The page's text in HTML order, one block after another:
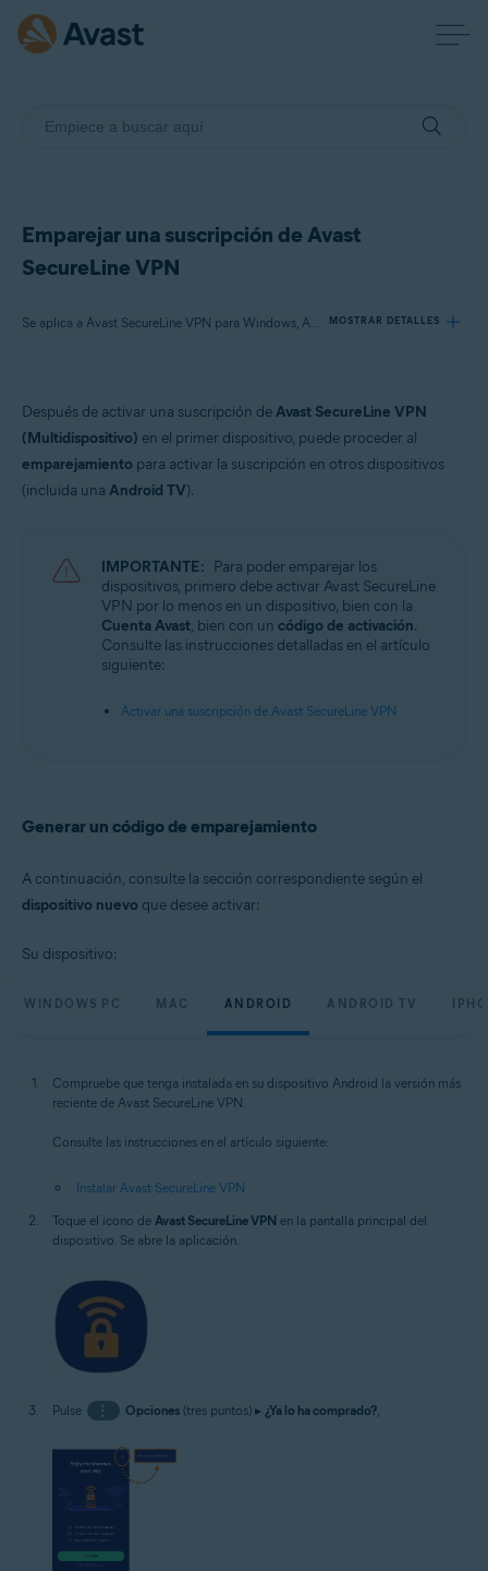
Emparejar una suscripción de Avast
SecureLine VPN
Se aplica a Avast SecureLine VPN para Windows, Avast SecureLine VPN para Mac, Avast SecureLine VPN para Android, Avast SecureLine VPN para iOS MOSTRAR DETALLES
Productos:
Avast SecureLine VPN 5.x para Windows
Avast SecureLine VPN 6.x para Android
Avast SecureLine VPN 6.x para iOS
Microsoft Windows 11 Home/Pro/Enterprise/Education
Microsoft Windows 10 Home/Pro/Enterprise/Education - 32 o 64 bits
Microsoft Windows 8.1/Pro/Enterprise - 32 o 64 bits
Microsoft Windows 8/Pro/Enterprise - 32 o 64 bits
Microsoft Windows 7 Home Basic/Home
Premium/Professional/Enterprise/Ultimate - Service Pack 1, 32 o 64 bits
Apple macOS 12.x (Monterey)
Apple iOS 14.0 o posterior
Después de activar una suscripción deAvast SecureLine VPN
(Multidispositivo) en el primer dispositivo, puede proceder al
emparejamiento para activar la suscripción en otros dispositivos
(incluida una Android TV).
IMPORTANTE: Para poder emparejar los
dispositivos, primero debe activar Avast SecureLine
VPN por lo menos en un dispositivo, bien con la
Cuenta Avast, bien con un código de activación.
Consulte las instrucciones detalladas en el artículo
siguiente:
Activar una suscripción de Avast SecureLine VPN
Generar un código de emparejamiento
A continuación, consulte la sección correspondiente según el
dispositivo nuevo que desee activar:
Su dispositivo:
WINDOWS PC MAC ANDROID ANDROID TV
Compruebe que tenga instalada en su dispositivo Android la versión más
reciente de Avast SecureLine VPN.
Consulte las instrucciones en el artículo siguiente:
Instalar Avast SecureLine VPN
Toque el icono de Avast SecureLine VPN en la pantalla principal del
dispositivo. Se abre la aplicación.
Pulse ⋮ Opciones(tres puntos) ▸ ¿Ya lo ha comprado?,